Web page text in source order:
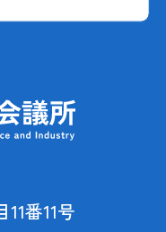
番11号